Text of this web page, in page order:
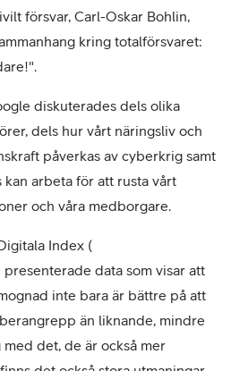
försvar, Carl-Oskar Bohlin,
kring totalförsvaret:
diskuterades dels olika
dels hur vårt näringsliv och
påverkas av cyberkrig samt
kan arbeta för att rusta vårt
och våra medborgare.
Index (
presenterade data som visar att
inte bara är bättre på att
än liknande, mindre
det, de är också mer